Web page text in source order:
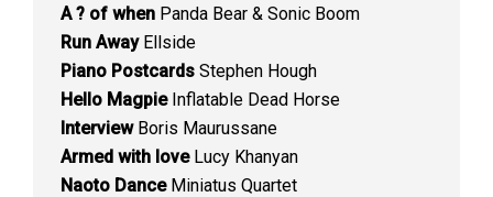
A ? of when Panda Bear & Sonic Boom
Run AwayEllside
Piano Postcards Stephen Hough
Hello MagpieInflatable Dead Horse
InterviewBoris Maurussane
Armed with loveLucy Khanyan
Naoto DanceMiniatus Quartet